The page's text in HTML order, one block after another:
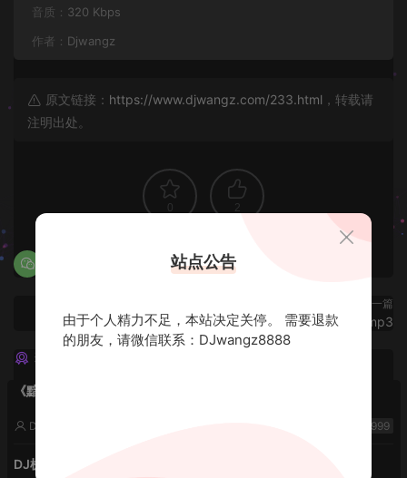
音质： 320 Kbps
作者： Djwangz
原文链接： https://www.djwangz.com/233.html ，转载请
注明出处。
0 2
下一篇
🔥DJ老王 在隔壁忙🔥 .mp3
猜你喜欢
《黯然销魂夜5》VHDJ机长✈️DJ糖果🍬
DJ机长云翔 999
DJ机长✈️DJ糖果🍬【丝滑之夜5】House摇摆节奏✈️纯净版🍬
站点公告
由于个人精力不足，本站决定关停。 需要退款
的朋友，请微信联系：DJwangz8888